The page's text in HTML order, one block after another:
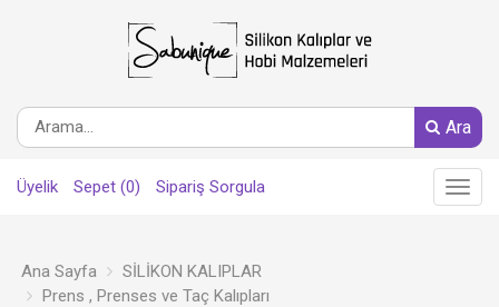
Ara
Üyelik Sepet (0) Sipariş Sorgula
Main
Menu
Ana Sayfa
SİLİKON KALIPLAR
Prens , Prenses ve Taç Kalıpları